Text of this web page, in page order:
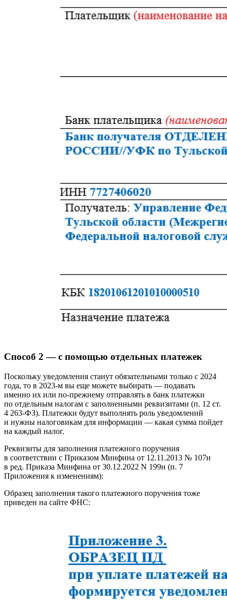
Способ 2 — с помощью отдельных платежек
Поскольку уведомления станут обязательными только с 2024
года, то в 2023-м вы еще можете выбирать — подавать
именно их или по-прежнему отправлять в банк платежки
по отдельным налогам с заполненными реквизитами (п. 12 ст.
4 263-ФЗ). Платежки будут выполнять роль уведомлений
и нужны налоговикам для информации — какая сумма пойдет
на каждый налог.
Реквизиты для заполнения платежного поручения
в соответствии с Приказом Минфина от 12.11.2013 № 107н
в ред. Приказа Минфина от 30.12.2022 N 199н (п. 7
Приложения к изменениям):
Образец заполнения такого платежного поручения тоже
приведен на сайте ФНС: